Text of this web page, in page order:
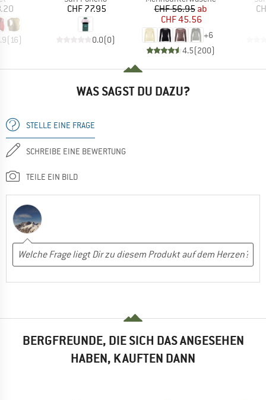
(16)
Preis
CHF 77.95
0.0(0)
Preis
CHF 56.95reduzierter Preis
ab
CHF 45.56
+6
4.5(200)
WAS SAGST DU DAZU?
STELLE EINE FRAGE
SCHREIBE EINE BEWERTUNG
TEILE EIN BILD
BERGFREUNDE, DIE SICH DAS ANGESEHEN
HABEN, KAUFTEN DANN